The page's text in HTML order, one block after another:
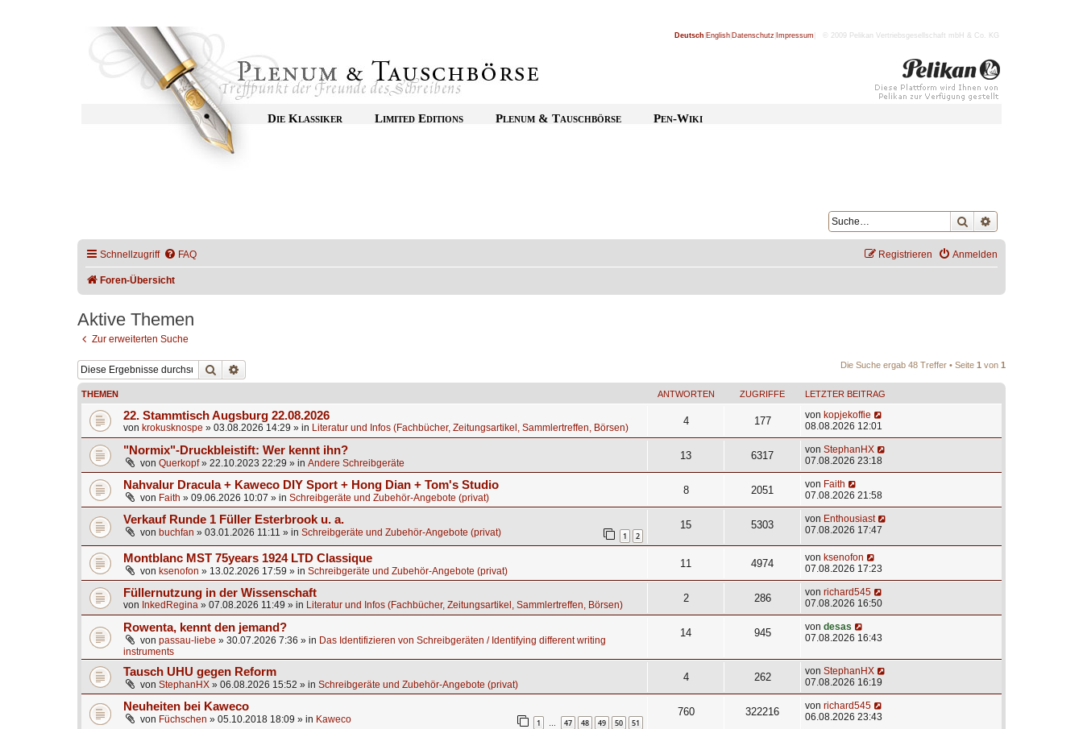
Deutsch English Datenschutz Impressum | © 2009 Pelikan Vertriebsgesellschaft mbH & Co. KG
Die Klassiker Limited Editions Plenum & Tauschbörse Pen-Wiki
Suche
Schnellzugriff FAQ Anmelden
Registrieren
Foren-Übersicht
Aktive Themen
Zur erweiterten Suche
Suche Die Suche ergab 48 Treffer • Seite 1 von 1
THEMEN ANTWORTEN ZUGRIFFE LETZTER BEITRAG
22. Stammtisch Augsburg 22.08.2026
von krokusknospe » 03.08.2026 14:29 » in Literatur und Infos (Fachbücher, Zeitungsartikel, Sammlertreffen, Börsen)
4 177 von kopjekoffie
08.08.2026 12:01
"Normix"-Druckbleistift: Wer kennt ihn?
von Querkopf» 22.10.2023 22:29 » in Andere Schreibgeräte
13 6317 von StephanHX
07.08.2026 23:18
Nahvalur Dracula + Kaweco DIY Sport + Hong Dian + Tom's Studio
von Faith » 09.06.2026 10:07 » in Schreibgeräte und Zubehör-Angebote (privat)
8 2051 von Faith
07.08.2026 21:58
Verkauf Runde 1 Füller Esterbrook u. a.
von buchfan » 03.01.2026 11:11 » in Schreibgeräte und Zubehör-Angebote (privat) 1 2
15 5303 von Enthousiast
07.08.2026 17:47
Montblanc MST 75years 1924 LTD Classique
von ksenofon » 13.02.2026 17:59 » in Schreibgeräte und Zubehör-Angebote (privat)
11 4974 von ksenofon
07.08.2026 17:23
Füllernutzung in der Wissenschaft
von InkedRegina » 07.08.2026 11:49 » in Literatur und Infos (Fachbücher, Zeitungsartikel, Sammlertreffen, Börsen)
2 286 von richard545
07.08.2026 16:50
Rowenta, kennt den jemand?
von passau-liebe » 30.07.2026 7:36 » in Das Identifizieren von Schreibgeräten / Identifying different writing
instruments
14 945 von desas
07.08.2026 16:43
Tausch UHU gegen Reform
von StephanHX » 06.08.2026 15:52 » in Schreibgeräte und Zubehör-Angebote (privat)
4 262 von StephanHX
07.08.2026 16:19
Neuheiten bei Kaweco
von Füchschen » 05.10.2018 18:09 » in Kaweco 1 47 48 49 50 51
760 322216 von richard545
06.08.2026 23:43